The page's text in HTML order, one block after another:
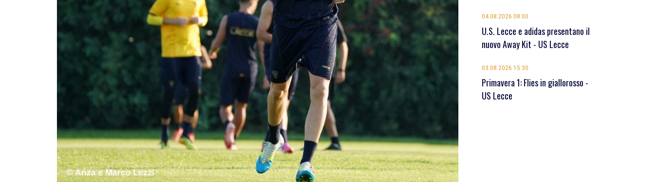
04.08.2026 08:00
U.S. Lecce e adidas presentano il
nuovo Away Kit - US Lecce
03.08.2026 15:30
Primavera 1: Flies in giallorosso -
US Lecce